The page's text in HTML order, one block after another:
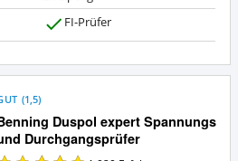
FI-Prüfer
Duspol expert Spannungs
Durchgangsprüfer
(1,5)